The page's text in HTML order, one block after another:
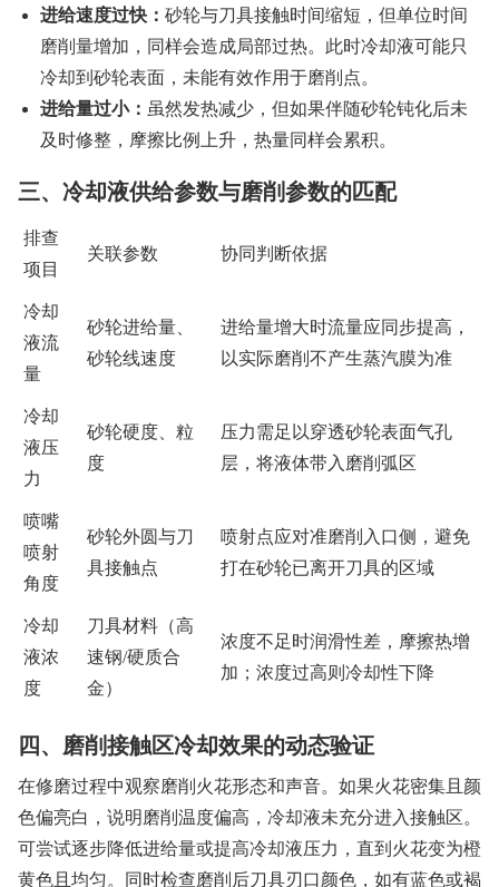
进给速度过快： 砂轮与刀具接触时间缩短，但单位时间
磨削量增加，同样会造成局部过热。此时冷却液可能只
冷却到砂轮表面，未能有效作用于磨削点。
进给量过小： 虽然发热减少，但如果伴随砂轮钝化后未
及时修整，摩擦比例上升，热量同样会累积。
三、冷却液供给参数与磨削参数的匹配
排查
项目
关联参数 协同判断依据
冷却
液流
量
砂轮进给量、
砂轮线速度
进给量增大时流量应同步提高，
以实际磨削不产生蒸汽膜为准
冷却
液压
力
砂轮硬度、粒
度
压力需足以穿透砂轮表面气孔
层，将液体带入磨削弧区
喷嘴
喷射
角度
砂轮外圆与刀
具接触点
喷射点应对准磨削入口侧，避免
打在砂轮已离开刀具的区域
冷却
液浓
度
刀具材料（高
速钢/硬质合
金）
浓度不足时润滑性差，摩擦热增
加；浓度过高则冷却性下降
四、磨削接触区冷却效果的动态验证
在修磨过程中观察磨削火花形态和声音。如果火花密集且颜
色偏亮白，说明磨削温度偏高，冷却液未充分进入接触区。
可尝试逐步降低进给量或提高冷却液压力，直到火花变为橙
黄色且均匀。同时检查磨削后刀具刃口颜色，如有蓝色或褐